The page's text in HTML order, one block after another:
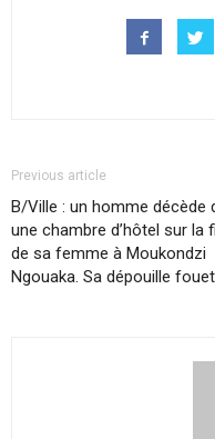
Previous article
B/Ville : un homme décède
une chambre d’hôtel sur la
de sa femme à Moukondzi
Ngouaka. Sa dépouille